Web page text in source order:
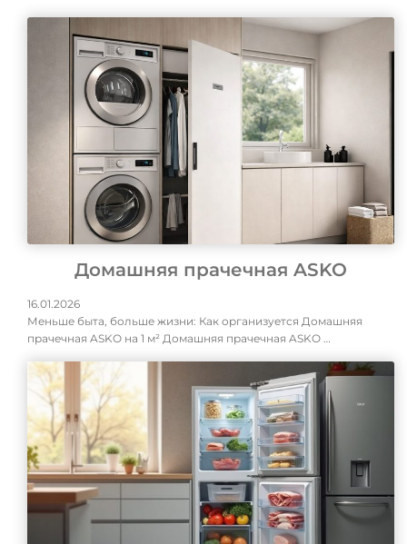
Домашняя прачечная ASKO
16.01.2026
Меньше быта, больше жизни: Как организуется Домашняя
прачечная ASKO на 1 м² Домашняя прачечная ASKO …